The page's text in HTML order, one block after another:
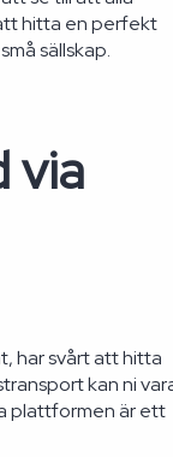
hitta en perfekt
sällskap.
via
har svårt att hitta
kan ni
plattformen är ett